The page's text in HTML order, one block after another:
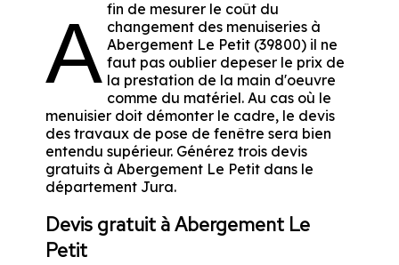
A fin de mesurer le coût du
changement des menuiseries à
Abergement Le Petit (39800) il ne
faut pas oublier depeser le prix de
la prestation de la main d'oeuvre
comme du matériel. Au cas où le
menuisier doit démonter le cadre, le devis
des travaux de pose de fenêtre sera bien
entendu supérieur. Générez trois devis
gratuits à Abergement Le Petit dans le
département Jura.
Devis gratuit à Abergement Le
Petit